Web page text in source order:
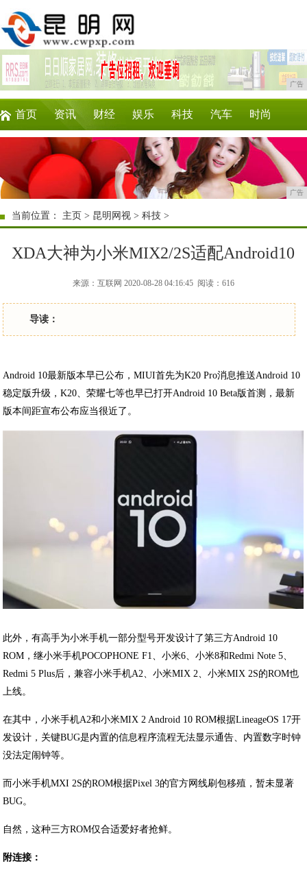
广告
首页 资讯 财经 娱乐 科技 汽车 时尚
游戏 美食 商讯 理财 微商
广告
当前位置： 主页 > 昆明网视 >科技 >
XDA大神为小米MIX2/2S适配Android10
来源：互联网 2020-08-28 04:16:45 阅读：616
导读：
Android 10最新版本早已公布，MIUI首先为K20 Pro消息推送Android 10
稳定版升级，K20、荣耀七等也早已打开Android 10 Beta版首测，最新
版本间距宣布公布应当很近了。
此外，有高手为小米手机一部分型号开发设计了第三方Android 10
ROM，继小米手机POCOPHONE F1、小米6、小米8和Redmi Note 5、
Redmi 5 Plus后，兼容小米手机A2、小米MIX 2、小米MIX 2S的ROM也
上线。
在其中，小米手机A2和小米MIX 2 Android 10 ROM根据LineageOS 17开
发设计，关键BUG是内置的信息程序流程无法显示通告、内置数字时钟
没法定闹钟等。
而小米手机MXI 2S的ROM根据Pixel 3的官方网线刷包移殖，暂未显著
BUG。
自然，这种三方ROM仅合适爱好者抢鲜。
附连接：